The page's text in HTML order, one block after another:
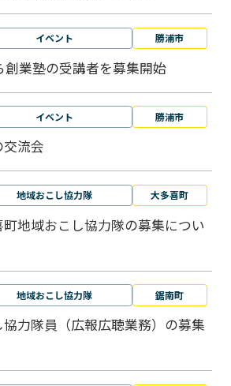
イベント 勝浦市
創業塾の受講者を募集開始
イベント 勝浦市
流会
地域おこし協力隊 大多喜町
地域おこし協力隊の募集につい
地域おこし協力隊 鋸南町
力隊員（広報広聴業務）の募集